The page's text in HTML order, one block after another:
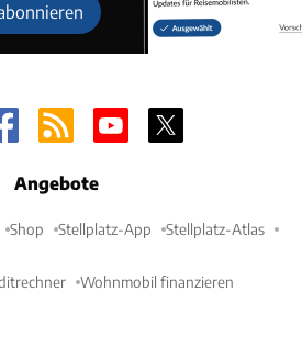
Angebote
Shop Stellplatz-App Stellplatz-Atlas
Wohnmobil finanzieren